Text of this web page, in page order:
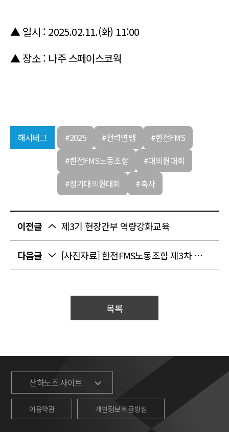
▲ 일시 : 2025.02.11.(화) 11:00
▲ 장소 : 나주 스페이스코웍
해시태그 #2025 #전력연맹
#한전FMS
#한전FMS노동조합
#대의원대회
#정기대의원대회
#축사
이전글 제3기 현장간부 역량강화교육
다음글 [사진자료] 한전FMS노동조합 제3차 정기대의원대회 조합원 교육 진행
목록
산하노조 사이트
이용약관 개인정보 취급방침